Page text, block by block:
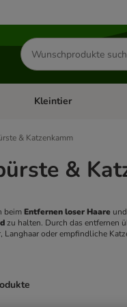
Produkte
suchen
& Zubehör
Kategorie-Menü
Kleintier
& Katzenkamm
&
beim Entfernen loser Haare
zu halten. Durch das entfernen
Langhaar oder empfindliche